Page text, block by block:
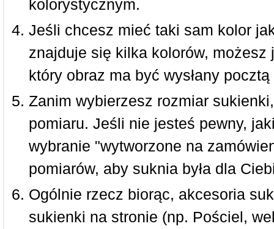
kolorystycznym.
Jeśli chcesz mieć taki sam kolor
znajduje się kilka kolorów,
który obraz ma być wysłany
Zanim wybierzesz rozmiar
pomiaru. Jeśli nie jesteś pewny,
wybranie "wytworzone na
pomiarów, aby suknia była dla
Ogólnie rzecz biorąc, akcesoria
sukienki na stronie (np. Pościel,